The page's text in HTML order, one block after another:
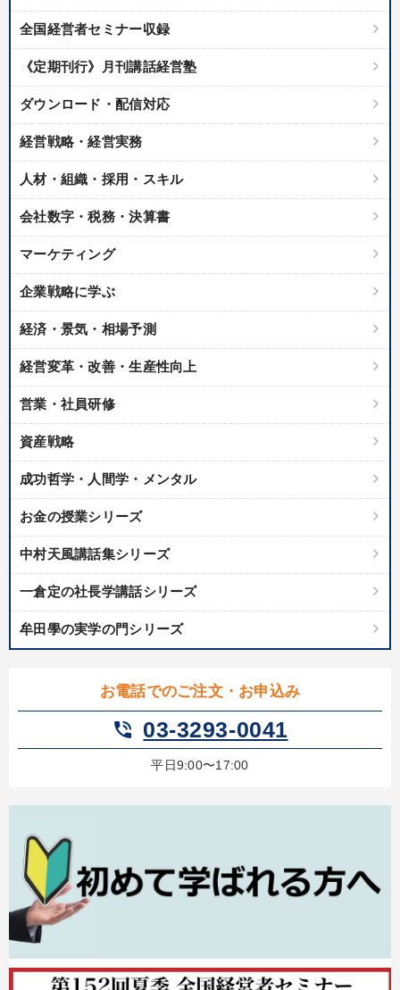
全国経営者セミナー収録
《定期刊行》月刊講話経営塾
ダウンロード・配信対応
経営戦略・経営実務
人材・組織・採用・スキル
会社数字・税務・決算書
マーケティング
企業戦略に学ぶ
経済・景気・相場予測
経営変革・改善・生産性向上
営業・社員研修
資産戦略
成功哲学・人間学・メンタル
お金の授業シリーズ
中村天風講話集シリーズ
一倉定の社長学講話シリーズ
牟田學の実学の門シリーズ
お電話でのご注文・お申込み
phone_in_talk 03-3293-0041
平日9:00〜17:00